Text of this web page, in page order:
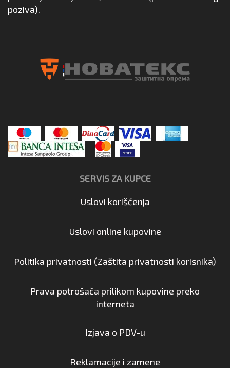
poziva).
SERVIS ZA KUPCE
Uslovi korišćenja
Uslovi online kupovine
Politika privatnosti (Zaštita privatnosti korisnika)
Prava potrošača prilikom kupovine preko
interneta
Izjava o PDV-u
Reklamacije i zamene